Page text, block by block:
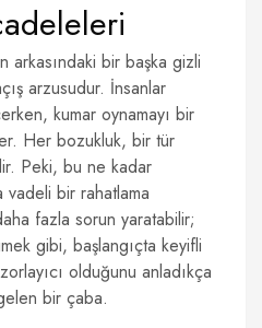
arkasındaki bir başka gizli
arzusudur. İnsanlar
kumar oynamayı bir
Her bozukluk, bir tür
Peki, bu ne kadar
vadeli bir rahatlama
fazla sorun yaratabilir;
gibi, başlangıçta keyifli
olduğunu anladıkça
bir çaba.